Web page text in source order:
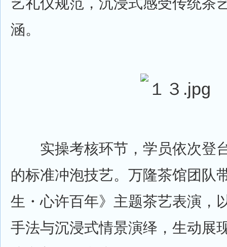
涵。
实操考核环节，学员依次登
的标准冲泡技艺。万隆茶馆团队
生・心许百年》主题茶艺表演，
手法与沉浸式情景演绎，生动展